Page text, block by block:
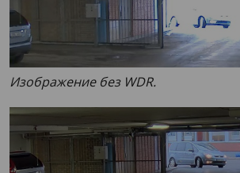
Изображение без WDR.